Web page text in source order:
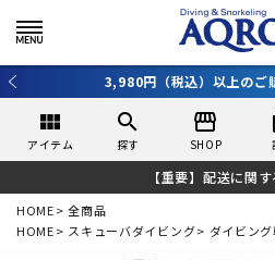
3,980円（税込）以上のご
view_module
アイテム
search
探す
storefront
SHOP
【重要】配送に関
HOME
全商品
HOME
スキューバダイビング ダイビン